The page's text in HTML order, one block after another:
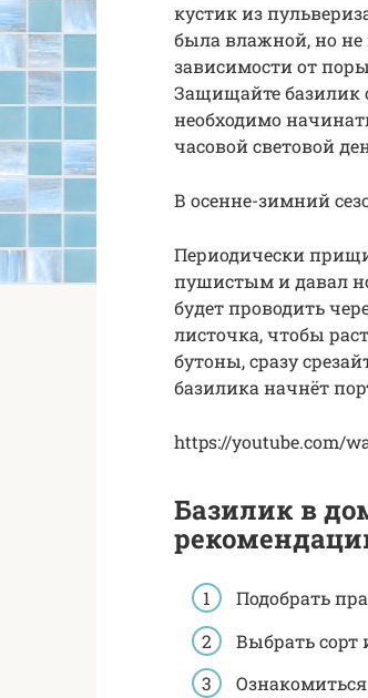
кустик из
была влажной, но не
зависимости от
Защищайте базилик
необходимо
часовой световой
В осенне-зимний
Периодически
пушистым и давал
будет проводить
листочка, чтобы
бутоны, сразу
базилика начнёт
https://youtube.com/
Базилик в
Подобрать
Выбрать сорт